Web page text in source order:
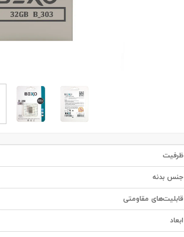
ظرفیت
جنس بدنه
قابلیت‌های مقاومتی
ابعاد